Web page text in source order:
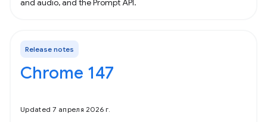
and audio, and the Prompt API.
Release notes
Chrome 147
Updated 7 апреля 2026 г.